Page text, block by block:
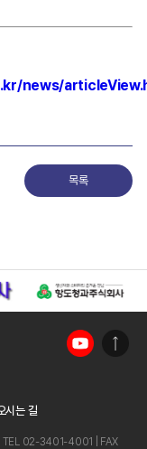
news/
목록
시는 길
| TEL 02-3401-4001 | FAX